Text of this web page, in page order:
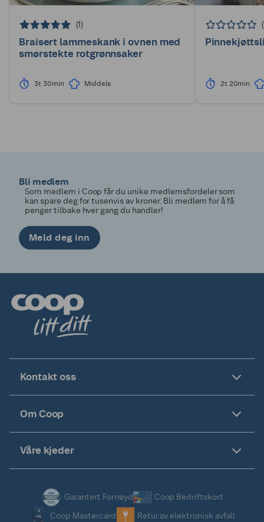
(1)
Braisert lammeskank i ovnen med
smørstekte rotgrønnsaker
3t 30min Middels 2t 20min
Bli medlem
Som medlem i Coop får du unike medlemsfordeler som
kan spare deg for tusenvis av kroner. Bli medlem for å få
penger tilbake hver gang du handler!
Meld deg inn
Kontakt oss
Om Coop
Våre kjeder
Garantert Fornøyd
Coop Bedriftskort
Coop Mastercard
Retur av elektronisk avfall